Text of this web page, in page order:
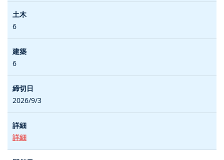
6
6
2026/9/3
詳細